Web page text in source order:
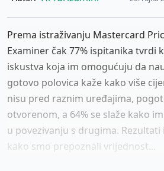
Prema istraživanju Mastercard
Examiner čak 77% ispitanika tvrdi
iskustva koja im omogućuju da
gotovo polovica kaže kako više
nisu pred raznim uređajima,
otvorenom, a 64% se slaže kako
u povezivanju s drugima.
kako smo prepoznali vrijednost...